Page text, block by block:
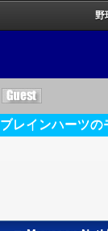
野
ブレインハーツの